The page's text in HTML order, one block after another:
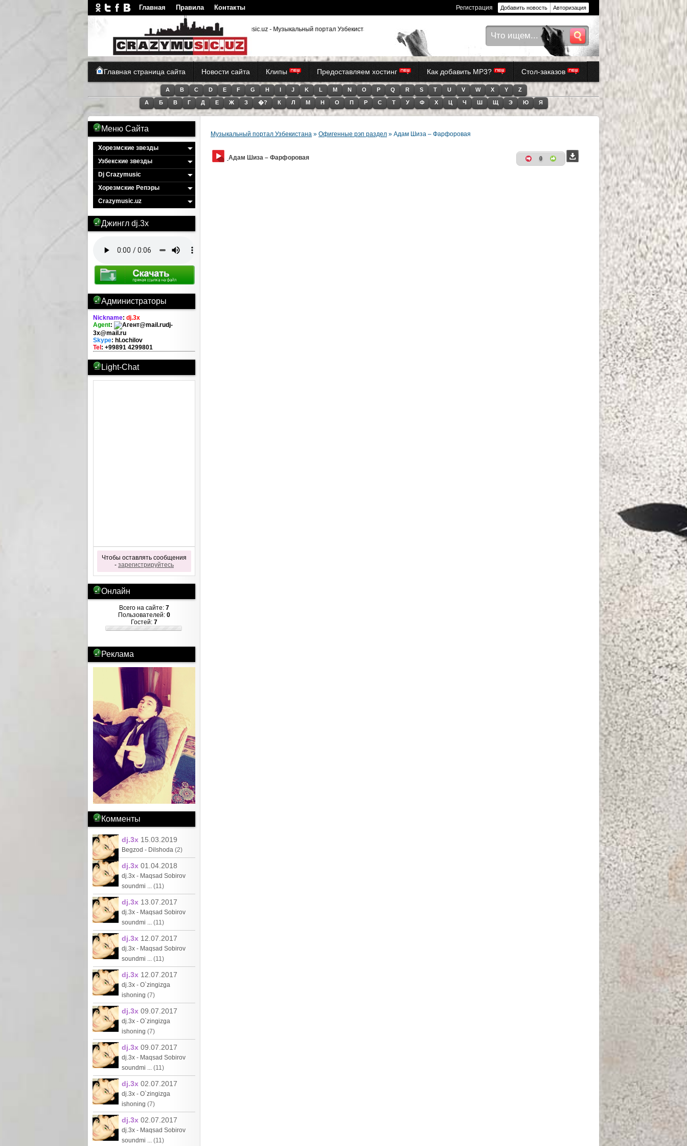
Главная Правила Контакты Регистрация Добавить новость Авторизация
CrazyMusic.uz - Музыкальный портал Узбекистана (Tas-iX)
Главная страница сайта Новости сайта Клипы Предоставляем хостинг Как добавить MP3? Стол-заказов
A B C D E F G H I J K L M N O P Q R S T U V W X Y Z
А Б В Г Д Е Ж З �? К Л М Н О П Р С Т У Ф Х Ц Ч Ш Щ Э Ю Я
Меню Сайта
Хорезмские звезды
Узбекские звезды
Dj Crazymusic
Хорезмские Репэры
Crazymusic.uz
Джингл dj.3x
Администраторы
Nickname: dj.3x
Agent:
dj-
3x@mail.ru
Skype: hl.ochilov
Tel : +99891 4299801
Light-Chat
Чтобы оставлять сообщения
- зарегистрируйтесь
Онлайн
Всего на сайте: 7
Пользователей: 0
Гостей: 7
Реклама
Комменты
dj.3x 15.03.2019
Begzod - Dilshoda (2)
dj.3x 01.04.2018
dj.3x - Maqsad Sobirov
soundmi ... (11)
dj.3x 13.07.2017
dj.3x - Maqsad Sobirov
soundmi ... (11)
dj.3x 12.07.2017
dj.3x - Maqsad Sobirov
soundmi ... (11)
dj.3x 12.07.2017
dj.3x - O`zingizga
ishoning (7)
dj.3x 09.07.2017
dj.3x - O`zingizga
ishoning (7)
dj.3x 09.07.2017
dj.3x - Maqsad Sobirov
soundmi ... (11)
dj.3x 02.07.2017
dj.3x - O`zingizga
ishoning (7)
dj.3x 02.07.2017
dj.3x - Maqsad Sobirov
soundmi ... (11)
Музыкальный портал Узбекистана » Офигенные рэп раздел » Адам Шиза – Фарфоровая
Адам Шиза – Фарфоровая 0